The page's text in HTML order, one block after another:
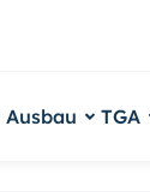
Ausbau TGA